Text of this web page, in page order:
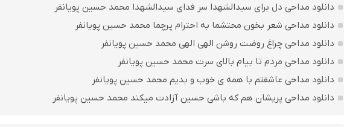
دانلود مداحی دل برای سیدالشهدا سر فدای سیدالشهدا محمد حسین پویانفر
دانلود مداحی شعر بخون محتشما به احترام پرچما محمد حسین پویانفر
دانلود مداحی چراغ روضت روشن الهی الهی محمد حسین پویانفر
دانلود مداحی مردم تا بیام بالای سرت محمد حسین پویانفر
دانلود مداحی عاشقتم با همه ی خوب و بدیم محمد حسین پویانفر
دانلود مداحی پریشان هم که باشی حسین آزادت میکند محمد حسین پویانفر